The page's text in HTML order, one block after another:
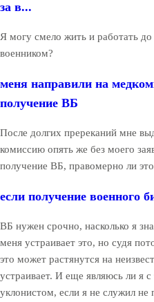
за в...
Я могу смело жить и работать
военником?
меня направили на
получение ВБ
После долгих пререканий мне
комиссию опять же без моего
получение ВБ, правомерно ли
если получение военного
ВБ нужен срочно, насколько я
меня устраивает это, но судя
это может растянутся на
устраивает. И еще являюсь ли я с
уклонистом, если я не служил не